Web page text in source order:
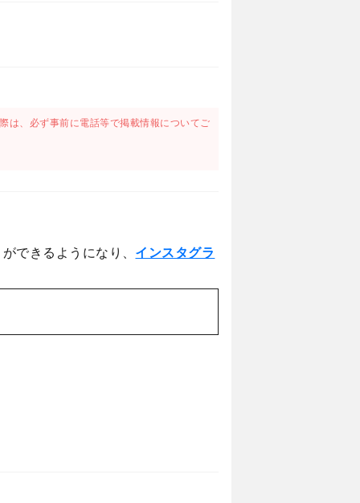
は、必ず事前に電話等で掲載情報についてご
できるようになり、 インスタグラ